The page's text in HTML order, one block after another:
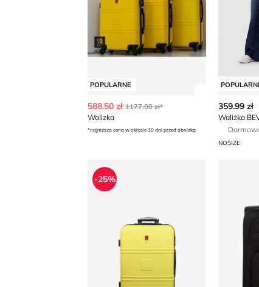
POPULARNE
588.50 zł 1177.00 zł*
Walizka
*najniższa cena w okresie 30 dni przed obniżką
359.99 zł
NOSIZE
Walizka
-25%